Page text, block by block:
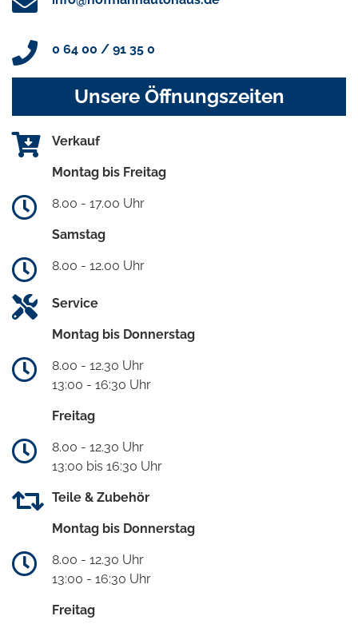
0 64 00 / 91 35 0
Unsere Öffnungszeiten
Verkauf
Montag bis Freitag
8.00 - 17.00 Uhr
Samstag
8.00 - 12.00 Uhr
Service
Montag bis Donnerstag
8.00 - 12.30 Uhr
13:00 - 16:30 Uhr
Freitag
8.00 - 12.30 Uhr
13:00 bis 16:30 Uhr
Teile & Zubehör
Montag bis Donnerstag
8.00 - 12.30 Uhr
13:00 - 16:30 Uhr
Freitag